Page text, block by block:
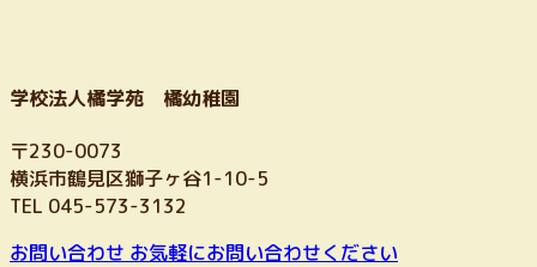
学校法人橘学苑 橘幼稚園
〒230-0073
横浜市鶴見区獅子ヶ谷1-10-5
TEL 045-573-3132
お問い合わせ お気軽にお問い合わせください